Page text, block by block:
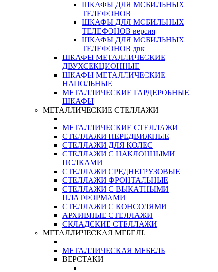
ШКАФЫ ДЛЯ МОБИЛЬНЫХ
ТЕЛЕФОНОВ
ШКАФЫ ДЛЯ МОБИЛЬНЫХ
ТЕЛЕФОНОВ версия
ШКАФЫ ДЛЯ МОБИЛЬНЫХ
ТЕЛЕФОНОВ двк
ШКАФЫ МЕТАЛЛИЧЕСКИЕ
ДВУХСЕКЦИОННЫЕ
ШКАФЫ МЕТАЛЛИЧЕСКИЕ
НАПОЛЬНЫЕ
МЕТАЛЛИЧЕСКИЕ ГАРДЕРОБНЫЕ
ШКАФЫ
МЕТАЛЛИЧЕСКИЕ СТЕЛЛАЖИ
МЕТАЛЛИЧЕСКИЕ СТЕЛЛАЖИ
СТЕЛЛАЖИ ПЕРЕДВИЖНЫЕ
СТЕЛЛАЖИ ДЛЯ КОЛЕС
СТЕЛЛАЖИ С НАКЛОННЫМИ
ПОЛКАМИ
СТЕЛЛАЖИ СРЕДНЕГРУЗОВЫЕ
СТЕЛЛАЖИ ФРОНТАЛЬНЫЕ
СТЕЛЛАЖИ С ВЫКАТНЫМИ
ПЛАТФОРМАМИ
СТЕЛЛАЖИ С КОНСОЛЯМИ
АРХИВНЫЕ СТЕЛЛАЖИ
СКЛАДСКИЕ СТЕЛЛАЖИ
МЕТАЛЛИЧЕСКАЯ МЕБЕЛЬ
МЕТАЛЛИЧЕСКАЯ МЕБЕЛЬ
ВЕРСТАКИ